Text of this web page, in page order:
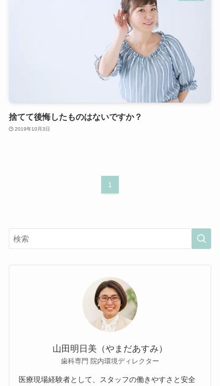
捨てて後悔したものはないですか？
2019年10月3日
1
山田明日美（やまだあすみ）
歯科専門 院内環境ディレクター
医療現場経験者として、スタッフの働きやすさと安全